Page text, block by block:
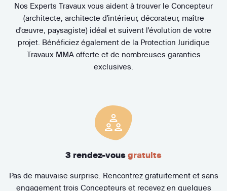
Nos Experts Travaux vous aident à trouver le Concepteur
(architecte, architecte d'intérieur, décorateur, maître
d'œuvre, paysagiste) idéal et suivent l'évolution de votre
projet. Bénéficiez également de la Protection Juridique
Travaux MMA offerte et de nombreuses garanties
exclusives.
3 rendez-vous gratuits
Pas de mauvaise surprise. Rencontrez gratuitement et sans
engagement trois Concepteurs et recevez en quelques